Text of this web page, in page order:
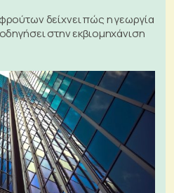
δείχνει πώς η γεωργία
στην εκβιομηχάνιση